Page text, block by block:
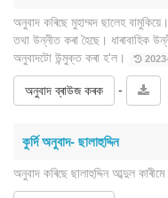
অনুবাদ কৰিছে মুহাম্মদ ছালেহ
তথা উন্নীত কৰা হৈছে। ধাৰাবাহিক
অনুবাদটো উন্মুক্ত কৰা হ'ল।
অনুবাদ ব্ৰাউজ কৰক -
কুৰ্দি অনুবাদ- ছালাহুদ্দিন
অনুবাদ কৰিছে ছালাহুদ্দিন আব্দুল